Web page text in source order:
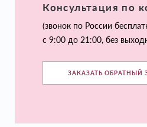
Консультация по
(звонок по России
с 9:00 до 21:00, без
ЗАКАЗАТЬ ОБРАТНЫЙ